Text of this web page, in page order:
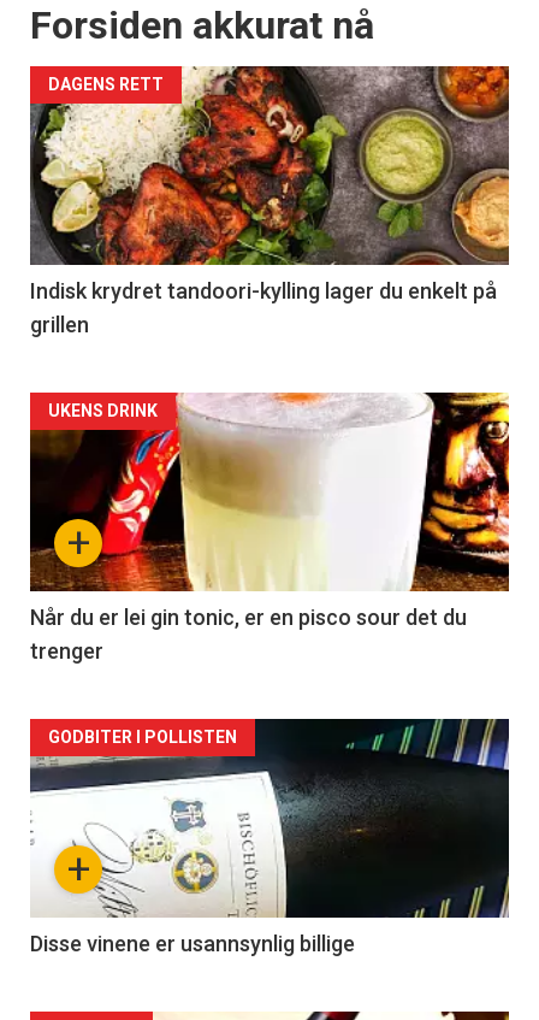
Forsiden akkurat nå
DAGENS RETT
Indisk krydret tandoori-kylling lager du enkelt på
grillen
Forsiden
akkurat
nå
-
2
+
UKENS DRINK
Når du er lei gin tonic, er en pisco sour det du
trenger
Forsiden
akkurat
nå
3
+
GODBITER I POLLISTEN
Disse vinene er usannsynlig billige